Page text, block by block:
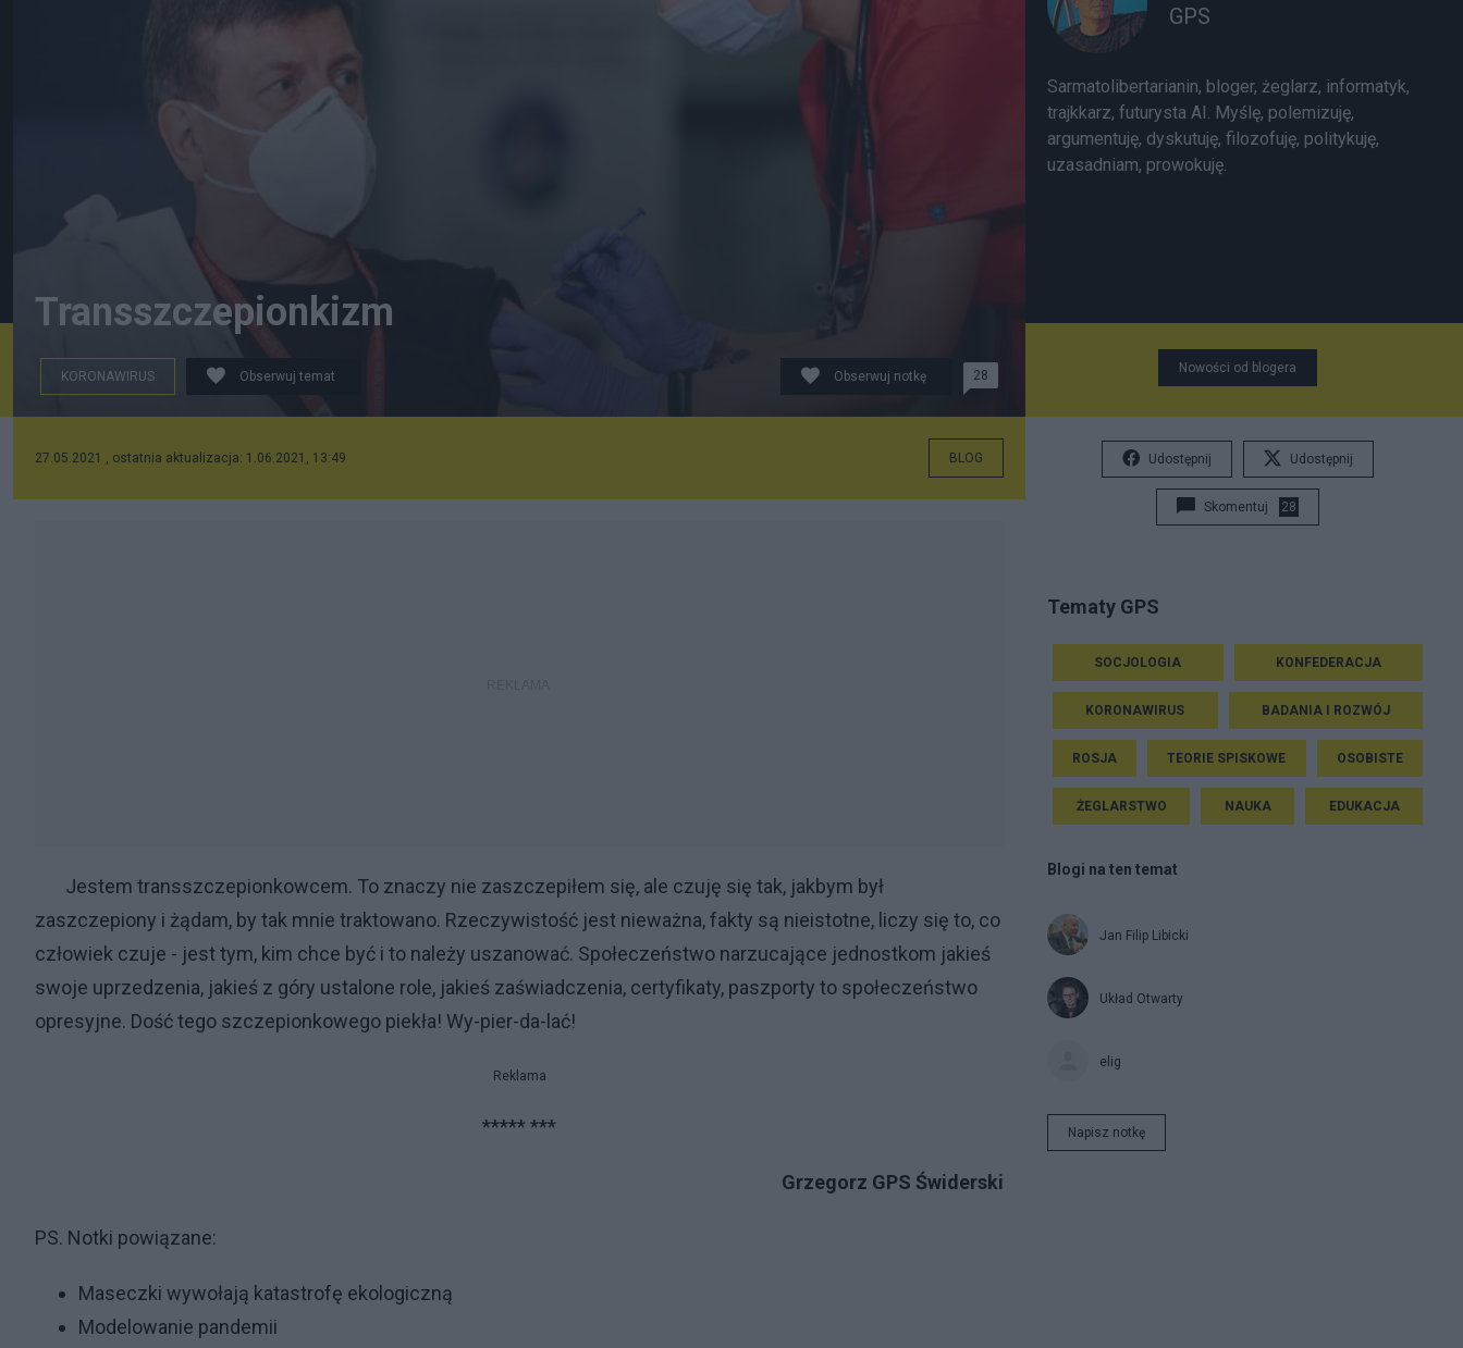
Transszczepionkizm
KORONAWIRUS Obserwuj temat Obserwuj notkę 28
27.05.2021 , ostatnia aktualizacja: 1.06.2021, 13:49 BLOG
Jestem transszczepionkowcem. To znaczy nie zaszczepiłem się, ale czuję się tak, jakbym był
zaszczepiony i żądam, by tak mnie traktowano. Rzeczywistość jest nieważna, fakty są nieistotne, liczy się to, co
człowiek czuje - jest tym, kim chce być i to należy uszanować. Społeczeństwo narzucające jednostkom jakieś
swoje uprzedzenia, jakieś z góry ustalone role, jakieś zaświadczenia, certyfikaty, paszporty to społeczeństwo
opresyjne. Dość tego szczepionkowego piekła! Wy-pier-da-lać!
Reklama
***** ***
Grzegorz GPS Świderski
PS. Notki powiązane:
Maseczki wywołają katastrofę ekologiczną
Modelowanie pandemii
GPS
Sarmatolibertarianin, bloger, żeglarz, informatyk,
trajkkarz, futurysta AI. Myślę, polemizuję,
argumentuję, dyskutuję, filozofuję, politykuję,
uzasadniam, prowokuję.
Nowości od blogera
Udostępnij Udostępnij
Skomentuj 28
Tematy GPS
SOCJOLOGIA KONFEDERACJA
KORONAWIRUS BADANIA I ROZWÓJ
ROSJA TEORIE SPISKOWE OSOBISTE
ŻEGLARSTWO NAUKA EDUKACJA
Blogi na ten temat
Jan Filip Libicki
Układ Otwarty
elig
Napisz notkę